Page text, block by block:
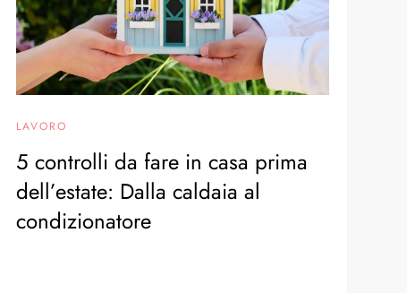
LAVORO
5 controlli da fare in casa prima
dell’estate: Dalla caldaia al
condizionatore